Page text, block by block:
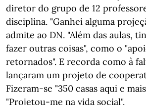
diretor do grupo de 12
disciplina. "Ganhei alguma
admite ao DN. "Além das aulas,
fazer outras coisas", como o
retornados". E recorda como à
lançaram um projeto de
Fizeram-se "350 casas aqui e
"Projetou-me na vida social".